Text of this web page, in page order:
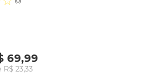
69,99
R$ 23,33